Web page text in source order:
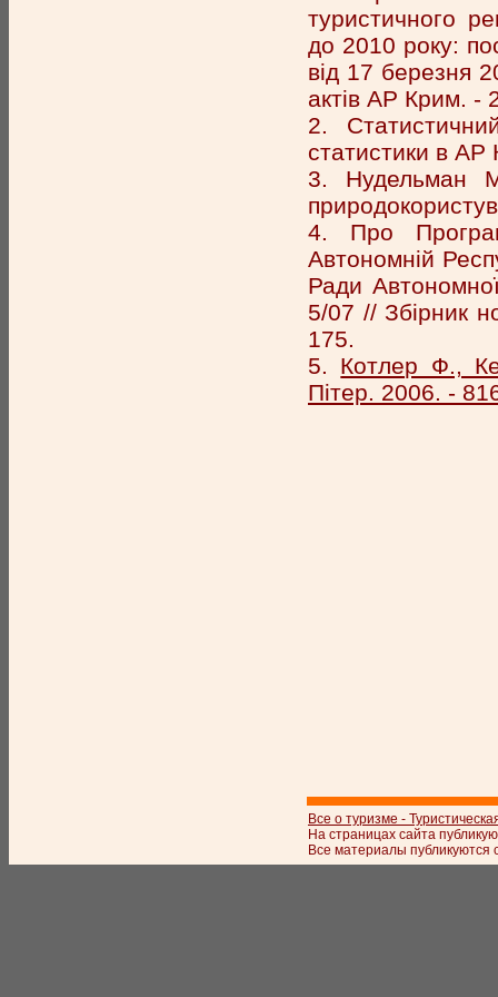
туристичного
до 2010 року:
від 17 березня
актів АР Крим.
2.
статистики в
3. Нудельман
4. Про
Автономній
Ради
5/07 // Збірник
175.
5. Котлер Ф.,
Пітер. 2006. -
Все о туризме -
На страницах сайта
Все материалы публикуются